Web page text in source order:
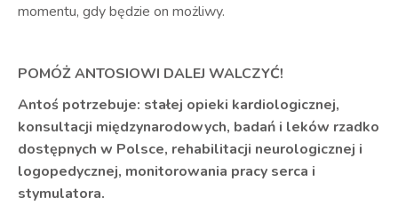
momentu, gdy będzie on możliwy.
POMÓŻ ANTOSIOWI DALEJ WALCZYĆ!
Antoś potrzebuje: stałej opieki kardiologicznej,
konsultacji międzynarodowych, badań i leków rzadko
dostępnych w Polsce, rehabilitacji neurologicznej i
logopedycznej, monitorowania pracy serca i
stymulatora.